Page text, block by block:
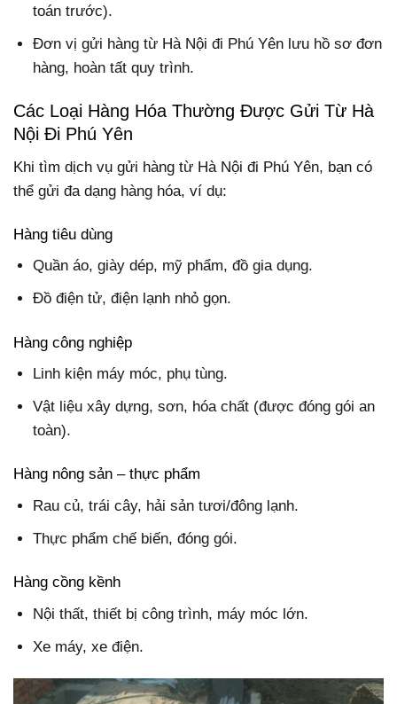
toán trước).
Đơn vị gửi hàng từ Hà Nội đi Phú Yên lưu hồ sơ đơn
hàng, hoàn tất quy trình.
Các Loại Hàng Hóa Thường Được Gửi Từ Hà
Nội Đi Phú Yên
Khi tìm dịch vụ gửi hàng từ Hà Nội đi Phú Yên, bạn có
thể gửi đa dạng hàng hóa, ví dụ:
Hàng tiêu dùng
Quần áo, giày dép, mỹ phẩm, đồ gia dụng.
Đồ điện tử, điện lạnh nhỏ gọn.
Hàng công nghiệp
Linh kiện máy móc, phụ tùng.
Vật liệu xây dựng, sơn, hóa chất (được đóng gói an
toàn).
Hàng nông sản – thực phẩm
Rau củ, trái cây, hải sản tươi/đông lạnh.
Thực phẩm chế biến, đóng gói.
Hàng cồng kềnh
Nội thất, thiết bị công trình, máy móc lớn.
Xe máy, xe điện.